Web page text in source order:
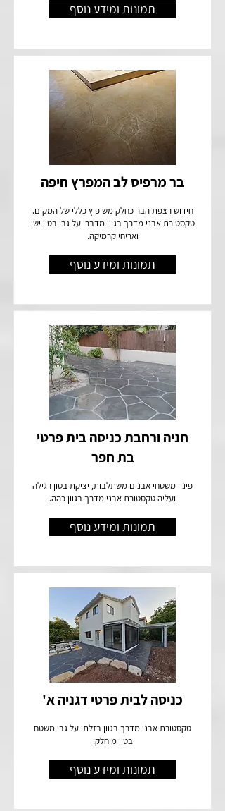
תמונות ומידע נוסף
בר מרפיס לב המפרץ חיפה
חידוש רצפת הבר כחלק משיפוץ כללי של המקום.
טקסטורת אבני מדרך בגוון מדברי על גבי בטון ישן
ואריחי קרמיקה.
תמונות ומידע נוסף
חניה ורחבת כניסה בית פרטי
בת חפר
פינוי משטחי אבנים משתלבות, יציקת בטון רגילה
ועליה טקסטורת אבני מדרך בגוון כהה.
תמונות ומידע נוסף
כניסה לבית פרטי דגניה א'
טקסטורת אבני מדרך בגוון בזלתי על גבי משטח
בטון מוחלק.
תמונות ומידע נוסף